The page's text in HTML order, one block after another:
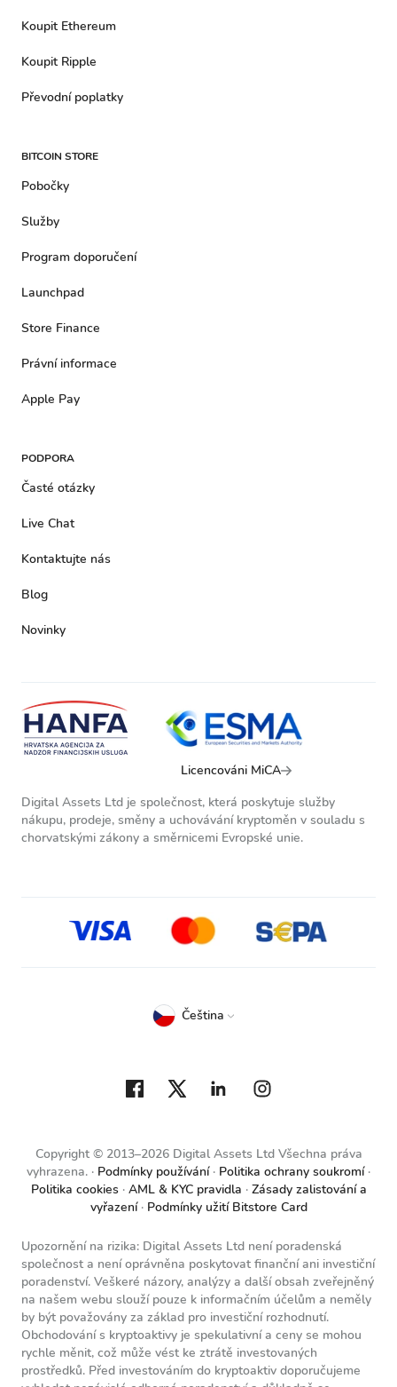
Koupit Ethereum
Koupit Ripple
Převodní poplatky
BITCOIN STORE
Pobočky
Služby
Program doporučení
Launchpad
Store Finance
Právní informace
Apple Pay
PODPORA
Časté otázky
Live Chat
Kontaktujte nás
Blog
Novinky
Licencováni MiCA
Digital Assets Ltd je společnost, která poskytuje služby
nákupu, prodeje, směny a uchovávání kryptoměn v souladu s
chorvatskými zákony a směrnicemi Evropské unie.
Copyright © 2013–2026 Digital Assets Ltd Všechna práva
vyhrazena.
Podmínky používání
Politika ochrany soukromí
Politika cookies
AML & KYC pravidla
Zásady zalistování a
vyřazení
Podmínky užití Bitstore Card
Čeština
Upozornění na rizika: Digital Assets Ltd není poradenská
společnost a není oprávněna poskytovat finanční ani investiční
poradenství. Veškeré názory, analýzy a další obsah zveřejněný
na našem webu slouží pouze k informačním účelům a neměly
by být považovány za základ pro investiční rozhodnutí.
Obchodování s kryptoaktivy je spekulativní a ceny se mohou
rychle měnit, což může vést ke ztrátě investovaných
prostředků. Před investováním do kryptoaktiv doporučujeme